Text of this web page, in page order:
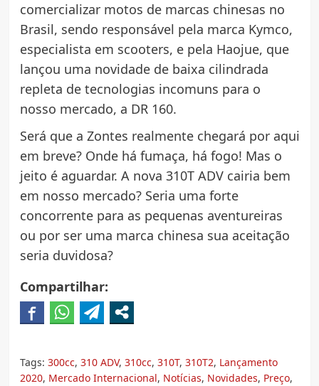
comercializar motos de marcas chinesas no
Brasil, sendo responsável pela marca Kymco,
especialista em scooters, e pela Haojue, que
lançou uma novidade de baixa cilindrada
repleta de tecnologias incomuns para o
nosso mercado, a DR 160.
Será que a Zontes realmente chegará por aqui
em breve? Onde há fumaça, há fogo! Mas o
jeito é aguardar. A nova 310T ADV cairia bem
em nosso mercado? Seria uma forte
concorrente para as pequenas aventureiras
ou por ser uma marca chinesa sua aceitação
seria duvidosa?
Compartilhar:
Tags: 300cc, 310 ADV, 310cc, 310T, 310T2, Lançamento
2020, Mercado Internacional, Notícias, Novidades, Preço,